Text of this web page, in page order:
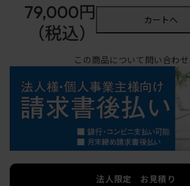
79,000円
（税込）
カートへ
この商品について問い合わせ
法人限定 お見積り